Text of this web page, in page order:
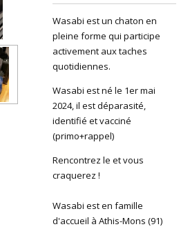
Wasabi est un chaton en
pleine forme qui participe
activement aux taches
quotidiennes.
Wasabi est né le 1er mai
2024, il est déparasité,
identifié et vacciné
(primo+rappel)
Rencontrez le et vous
craquerez !
Wasabi est en famille
d'accueil à Athis-Mons (91)